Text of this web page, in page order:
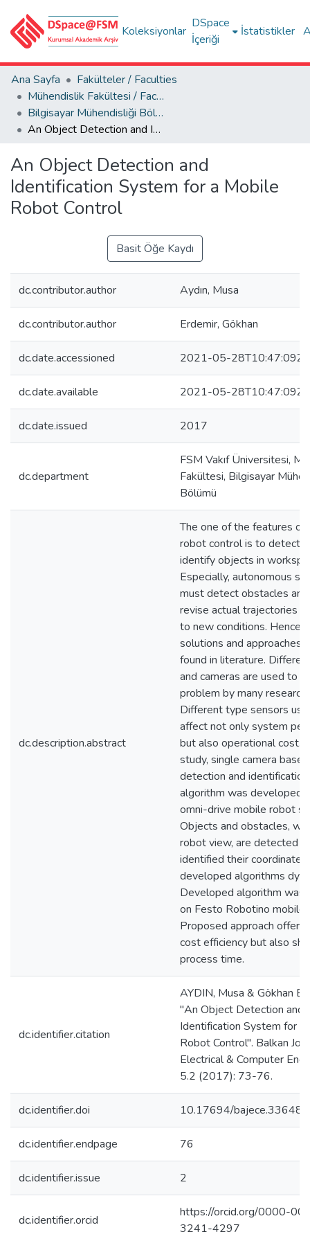
Koleksiyonlar
DSpace
İçeriği
İstatistikler
Ana Sayfa
Fakülteler / Faculties
Mühendislik Fakültesi / Faculty of Engineering
Bilgisayar Mühendisliği Bölümü
An Object Detection and Identification System for a Mobile Robot Control
An Object Detection and
Identification System for a Mobile
Robot Control
Basit Öğe Kaydı
dc.contributor.author Aydın, Musa
dc.contributor.author Erdemir, Gökhan
dc.date.accessioned 2021-05-28T10:47:09Z
dc.date.available 2021-05-28T10:47:09Z
dc.date.issued 2017
dc.department
FSM Vakıf Üniversitesi,
Fakültesi, Bilgisayar
Bölümü
dc.description.abstract
The one of the features of
robot control is to detect
identify objects in
Especially, autonomous
must detect obstacles
revise actual trajectories
to new conditions. Hence,
solutions and approaches
found in literature.
and cameras are used to
problem by many
Different type sensors
affect not only system
but also operational cost.
study, single camera
detection and identification
algorithm was developed
omni-drive mobile robot
Objects and obstacles,
robot view, are detected
identified their coordinates
developed algorithms
Developed algorithm was
on Festo Robotino mobile
Proposed approach offers
cost efficiency but also
process time.
dc.identifier.citation
AYDIN, Musa & Gökhan
"An Object Detection and
Identification System for a
Robot Control". Balkan
Electrical & Computer
5.2 (2017): 73-76.
dc.identifier.doi 10.17694/bajece.336480
dc.identifier.endpage 76
dc.identifier.issue 2
dc.identifier.orcid
https://orcid.org/0000-
3241-4297